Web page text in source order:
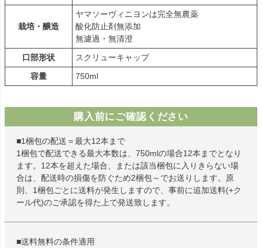
栽培・醸造
ヤマソーヴィニヨンは完全無農薬
酸化防止剤無添加
無濾過・無清澄
口部形状
スクリューキャップ
容量
750ml
購入前にご確認ください
■1梱包の配送＝最大12本まで
1梱包で配送できる最大本数は、750mlの場合12本までとなり
ます。12本を超えた場合、または該当梱包に入りきらない場
合は、配送時の損傷を防ぐため2梱包～でお送りします。原
則、1梱包ごとに送料が発生しますので、事前に追加送料(+ク
ール代)のご承認を得た上で発送致します。
■送料無料の条件適用